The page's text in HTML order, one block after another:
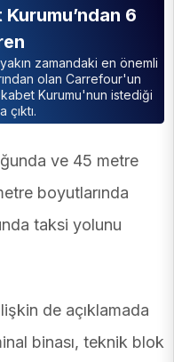
6
zamandaki en önemli
olan Carrefour'un
Kurumu'nun istediği
çıktı.
ve 45 metre
boyutlarında
taksi yolunu
de açıklamada
binası, teknik blok